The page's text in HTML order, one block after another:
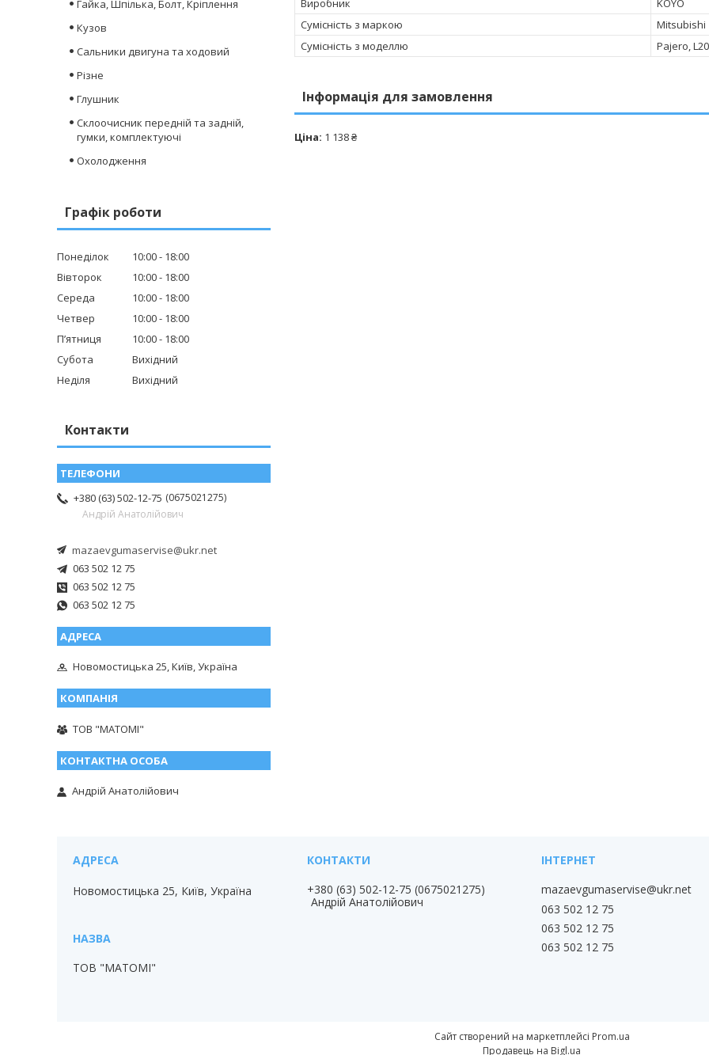
Виробник
KOYO
Сумісність з маркою
Mitsubishi
Сумісність з моделлю
Pajero,
Інформація для замовлення
Ціна: 1 138 ₴
Гайка, Шпілька, Болт, Кріплення
Кузов
Сальники двигуна та ходовий
Різне
Глушник
Склоочисник передній та задній,
гумки, комплектуючі
Охолодження
Графік роботи
Понеділок 10:00
18:00
Вівторок
10:00
18:00
Середа
10:00
18:00
Четвер
10:00
18:00
Пʼятниця
10:00
18:00
Субота
Вихідний
Неділя
Вихідний
Контакти
+380 (63) 502-12-75 0675021275
Андрій Анатолійович
mazaevgumaservise@ukr.net
063 502 12 75
063 502 12 75
063 502 12 75
Новомостицька 25, Київ, Україна
ТОВ "МАТОМІ"
Андрій Анатолійович
Новомостицька 25, Київ, Україна
ТОВ "МАТОМІ"
+380 (63) 502-12-75 0675021275
Андрій Анатолійович
mazaevgumaservise@ukr.net
063 502 12 75
063 502 12 75
063 502 12 75
Сайт створений на маркетплейсі Prom.ua
Продавець на Bigl.ua